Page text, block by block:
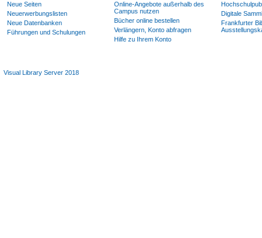
Neue Seiten
Neuerwerbungslisten
Neue Datenbanken
Führungen und Schulungen
Online-Angebote außerhalb des
Campus nutzen
Bücher online bestellen
Verlängern, Konto abfragen
Hilfe zu Ihrem Konto
Digitale
Frankfurter
Visual Library Server 2018